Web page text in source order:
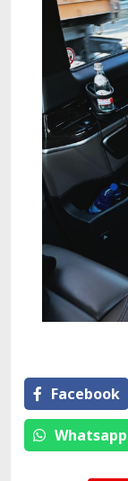
Facebook
Whatsapp